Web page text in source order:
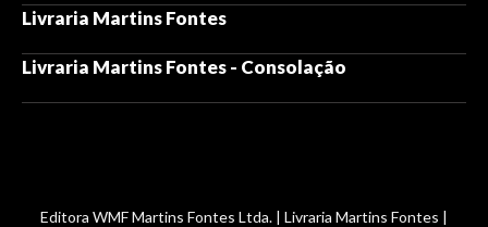
Livraria Martins Fontes
Livraria Martins Fontes - Consolação
Editora WMF Martins Fontes Ltda. | Livraria Martins Fontes |